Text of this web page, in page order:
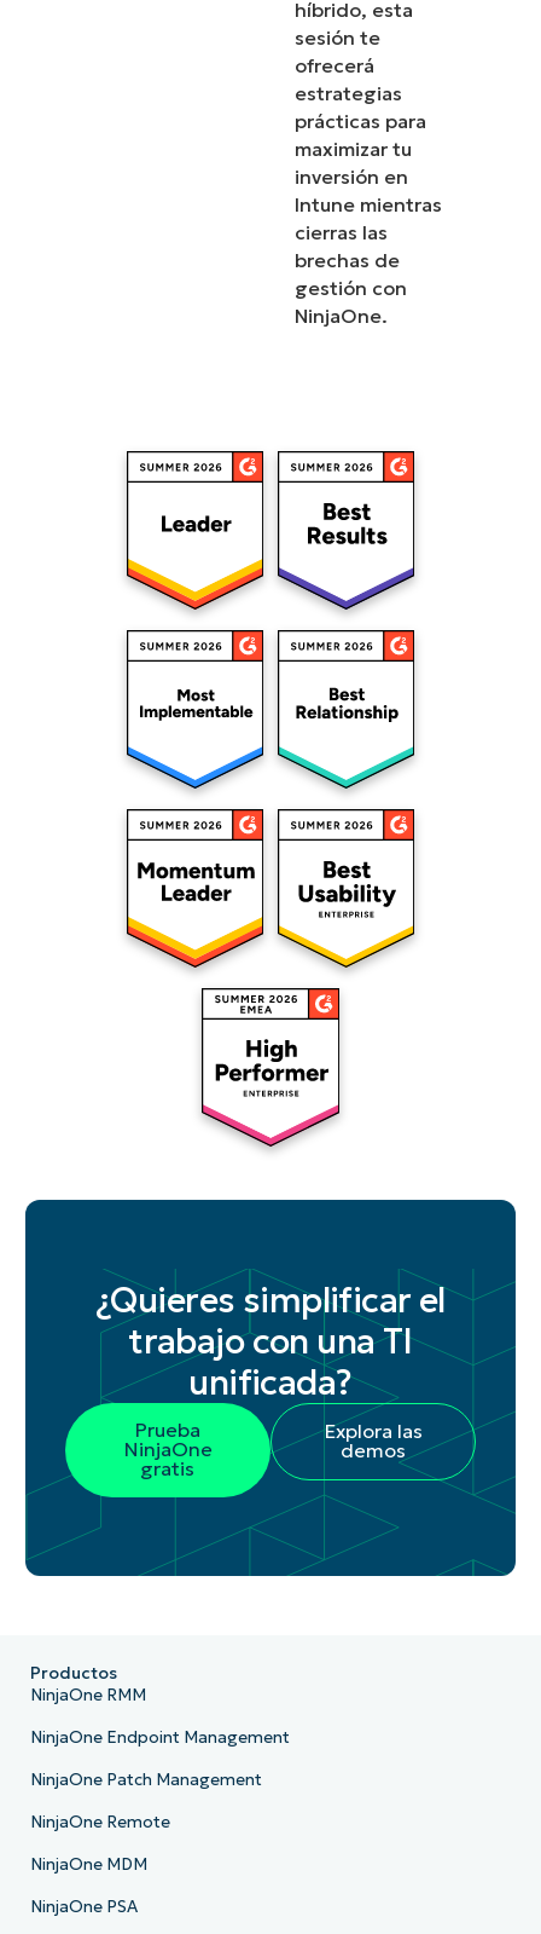
híbrido, esta
sesión te
ofrecerá
estrategias
prácticas para
maximizar tu
inversión en
Intune mientras
cierras las
brechas de
gestión con
NinjaOne.
¿Quieres simplificar el
trabajo con una TI
unificada?
Prueba
NinjaOne
gratis
Explora las
demos
Productos
NinjaOne RMM
NinjaOne Endpoint Management
NinjaOne Patch Management
NinjaOne Remote
NinjaOne MDM
NinjaOne PSA